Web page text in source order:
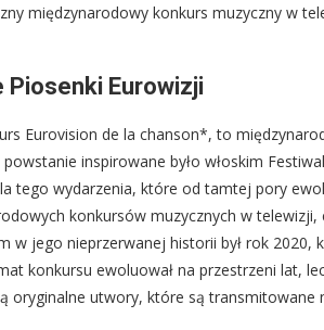
międzynarodowy konkurs muzyczny w
Eurowizji
Eurovision de la chanson*, to
inspirowane było włoskim
tego wydarzenia, które od tamtej pory
konkursów muzycznych w telewizji,
w jego nieprzerwanej historii był rok 2020,
konkursu ewoluował na przestrzeni lat,
oryginalne utwory, które są transmitowane